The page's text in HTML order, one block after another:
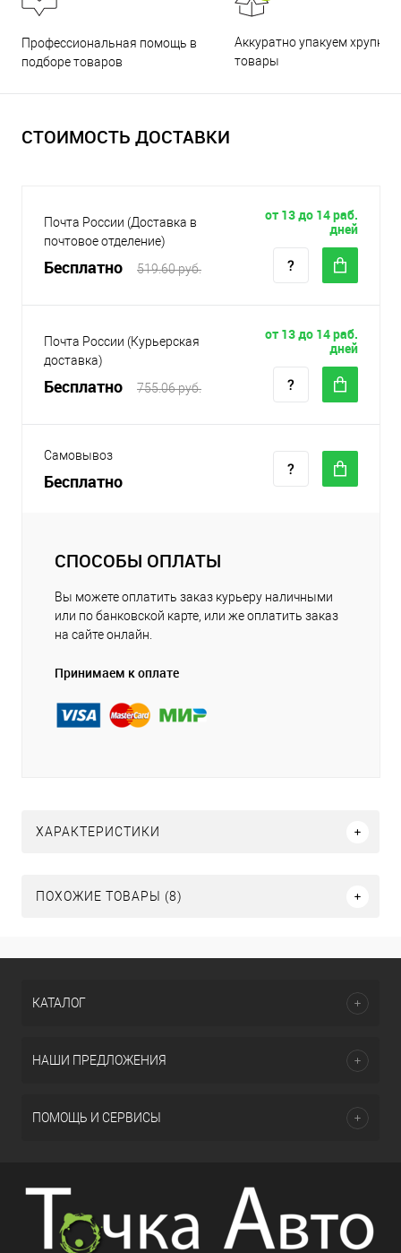
Профессиональная помощь в
подборе товаров
Аккуратно упакуем хрупкие
товары
СТОИМОСТЬ ДОСТАВКИ
Почта России (Доставка в
почтовое отделение)
Бесплатно 519.60 руб.
от 13 до 14 раб.
дней
Почта России (Курьерская
доставка)
Бесплатно 755.06 руб.
от 13 до 14 раб.
дней
Самовывоз
Бесплатно
СПОСОБЫ ОПЛАТЫ
Вы можете оплатить заказ курьеру наличными
или по банковской карте, или же оплатить заказ
на сайте онлайн.
Принимаем к оплате
ХАРАКТЕРИСТИКИ
ПОХОЖИЕ ТОВАРЫ (8)
КАТАЛОГ
НАШИ ПРЕДЛОЖЕНИЯ
ПОМОЩЬ И СЕРВИСЫ